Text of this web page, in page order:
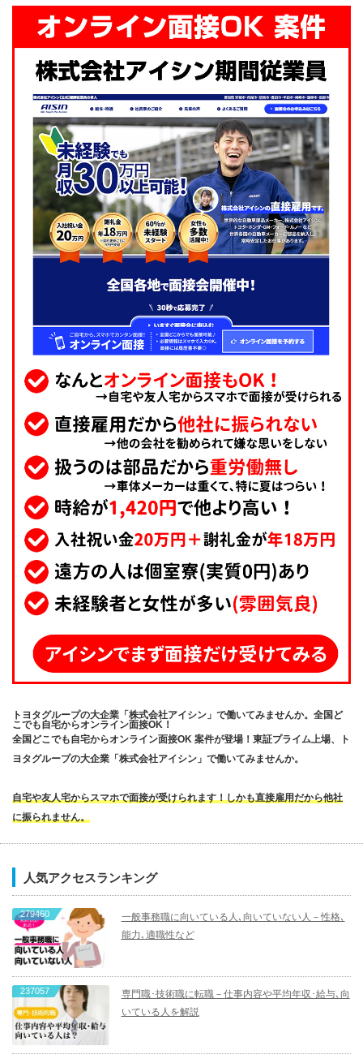
トヨタグループの大企業「株式会社アイシン」で働いてみませんか。全国ど
こでも自宅からオンライン面接OK！
全国どこでも自宅からオンライン面接OK 案件が登場！東証プライム上場、ト
ヨタグループの大企業「株式会社アイシン」で働いてみませんか。
自宅や友人宅からスマホで面接が受けられます！しかも直接雇用だから他社
に振られません。
人気アクセスランキング
279460
一般事務職に向いている人､向いていない人－性格､
能力､適職性など
237057
専門職･技術職に転職－仕事内容や平均年収･給与､向
いている人を解説